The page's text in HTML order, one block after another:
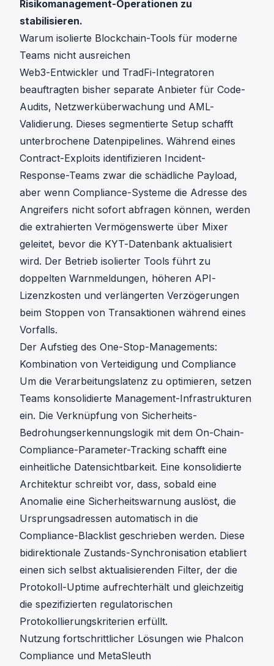
Risikomanagement-Operationen zu
stabilisieren.
Warum isolierte Blockchain-Tools für moderne
Teams nicht ausreichen
Web3-Entwickler und TradFi-Integratoren
beauftragten bisher separate Anbieter für Code-
Audits, Netzwerküberwachung und AML-
Validierung. Dieses segmentierte Setup schafft
unterbrochene Datenpipelines. Während eines
Contract-Exploits identifizieren Incident-
Response-Teams zwar die schädliche Payload,
aber wenn Compliance-Systeme die Adresse des
Angreifers nicht sofort abfragen können, werden
die extrahierten Vermögenswerte über Mixer
geleitet, bevor die KYT-Datenbank aktualisiert
wird. Der Betrieb isolierter Tools führt zu
doppelten Warnmeldungen, höheren API-
Lizenzkosten und verlängerten Verzögerungen
beim Stoppen von Transaktionen während eines
Vorfalls.
Der Aufstieg des One-Stop-Managements:
Kombination von Verteidigung und Compliance
Um die Verarbeitungslatenz zu optimieren, setzen
Teams konsolidierte Management-Infrastrukturen
ein. Die Verknüpfung von Sicherheits-
Bedrohungserkennungslogik mit dem On-Chain-
Compliance-Parameter-Tracking schafft eine
einheitliche Datensichtbarkeit. Eine konsolidierte
Architektur schreibt vor, dass, sobald eine
Anomalie eine Sicherheitswarnung auslöst, die
Ursprungsadressen automatisch in die
Compliance-Blacklist geschrieben werden. Diese
bidirektionale Zustands-Synchronisation etabliert
einen sich selbst aktualisierenden Filter, der die
Protokoll-Uptime aufrechterhält und gleichzeitig
die spezifizierten regulatorischen
Protokollierungskriterien erfüllt.
Nutzung fortschrittlicher Lösungen wie Phalcon
Compliance und MetaSleuth